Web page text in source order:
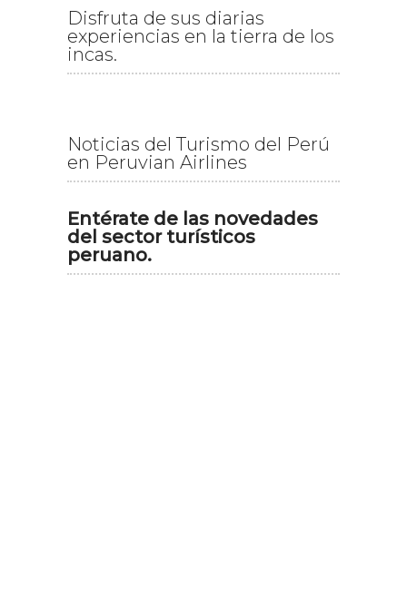
Disfruta de sus diarias
experiencias en la tierra de los
incas.
Noticias del Turismo del Perú
en Peruvian Airlines
Entérate de las novedades
del sector turísticos
peruano.